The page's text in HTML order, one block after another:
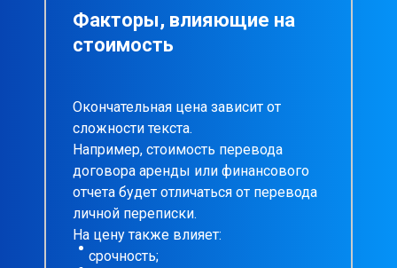
Факторы, влияющие на
стоимость
Окончательная цена зависит от
сложности текста.
Например, стоимость перевода
договора аренды или финансового
отчета будет отличаться от перевода
личной переписки.
На цену также влияет:
срочность;